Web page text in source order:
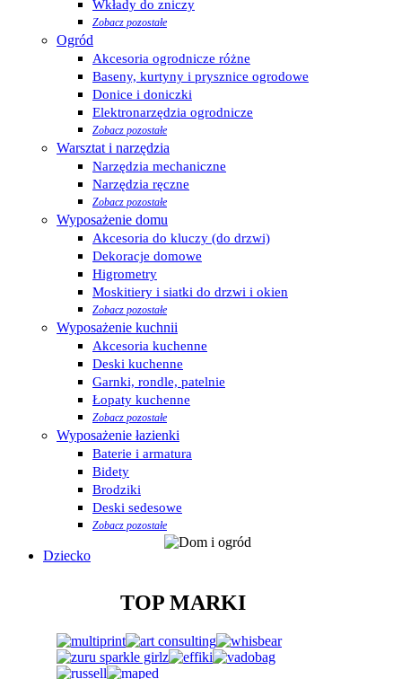
Wkłady do zniczy
Zobacz pozostałe
Ogród
Akcesoria ogrodnicze różne
Baseny, kurtyny i prysznice ogrodowe
Donice i doniczki
Elektronarzędzia ogrodnicze
Zobacz pozostałe
Warsztat i narzędzia
Narzędzia mechaniczne
Narzędzia ręczne
Zobacz pozostałe
Wyposażenie domu
Akcesoria do kluczy (do drzwi)
Dekoracje domowe
Higrometry
Moskitiery i siatki do drzwi i okien
Zobacz pozostałe
Wyposażenie kuchnii
Akcesoria kuchenne
Deski kuchenne
Garnki, rondle, patelnie
Łopaty kuchenne
Zobacz pozostałe
Wyposażenie łazienki
Baterie i armatura
Bidety
Brodziki
Deski sedesowe
Zobacz pozostałe
Dziecko
TOP MARKI